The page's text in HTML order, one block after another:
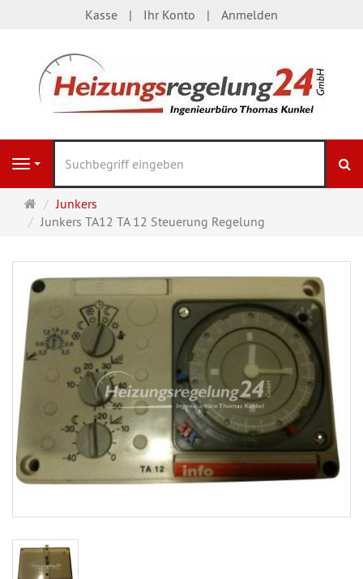
Kasse Ihr Konto Anmelden
Navigation
Startseite
Junkers
Junkers TA12 TA 12 Steuerung Regelung